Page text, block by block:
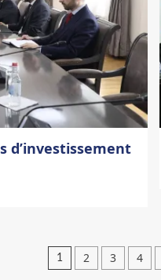
d’investissement
1 2 3 4